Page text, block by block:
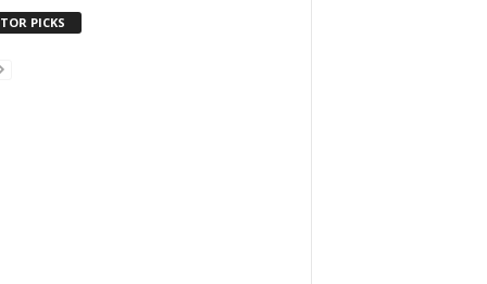
PICKS